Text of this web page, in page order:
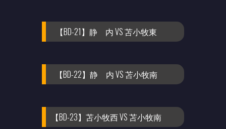
【BD-21】静 内 VS 苫小牧東
【BD-22】静 内 VS 苫小牧南
【BD-23】苫小牧西 VS 苫小牧南